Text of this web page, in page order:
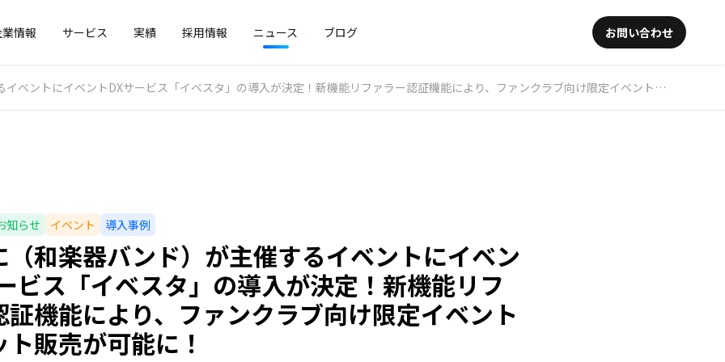
情報 サービス 実績 採用情報 ニュース ブログ お問い合わせ
トにイベントDXサービス「イベスタ」の導入が決定！新機能リファラー認証機能により、ファンクラブ向け限定イベントのチケット販売が可能に！
知らせ イベント 導入事例
（和楽器バンド）が主催するイベントにイベン
ビス「イベスタ」の導入が決定！新機能リフ
証機能により、ファンクラブ向け限定イベント
販売が可能に！